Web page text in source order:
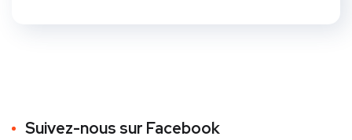
Suivez-nous sur Facebook